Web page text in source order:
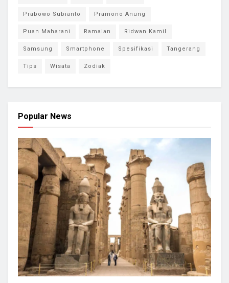
Prabowo Subianto Pramono Anung
Puan Maharani Ramalan Ridwan Kamil
Samsung Smartphone Spesifikasi Tangerang
Tips Wisata Zodiak
Popular News